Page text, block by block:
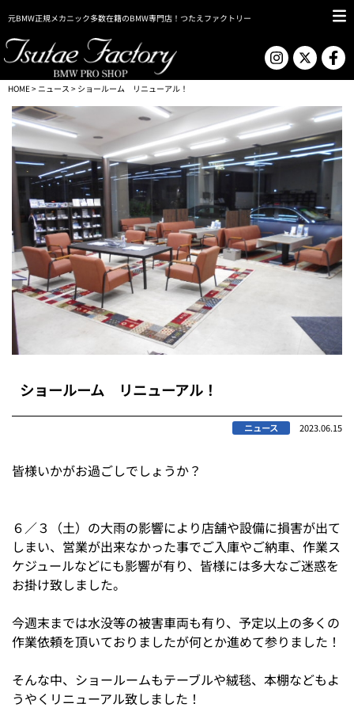
元BMW正規メカニック多数在籍のBMW専門店！つたえファクトリー
HOME> ニュース > ショールーム リニューアル！
ショールーム リニューアル！
ニュース 2023.06.15
皆様いかがお過ごしでしょうか？
６／３（土）の大雨の影響により店舗や設備に損害が出て
しまい、営業が出来なかった事でご入庫やご納車、作業ス
ケジュールなどにも影響が有り、皆様には多大なご迷惑を
お掛け致しました。
今週末までは水没等の被害車両も有り、予定以上の多くの
作業依頼を頂いておりましたが何とか進めて参りました！
そんな中、ショールームもテーブルや絨毯、本棚などもよ
うやくリニューアル致しました！